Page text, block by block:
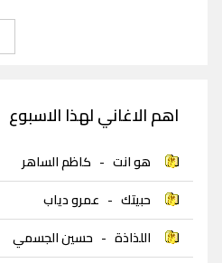
اهم الاغاني لهذا الاسبوع
هو انت - كاظم الساهر
حبيتك - عمرو دياب
اللذاذة - حسين الجسمي